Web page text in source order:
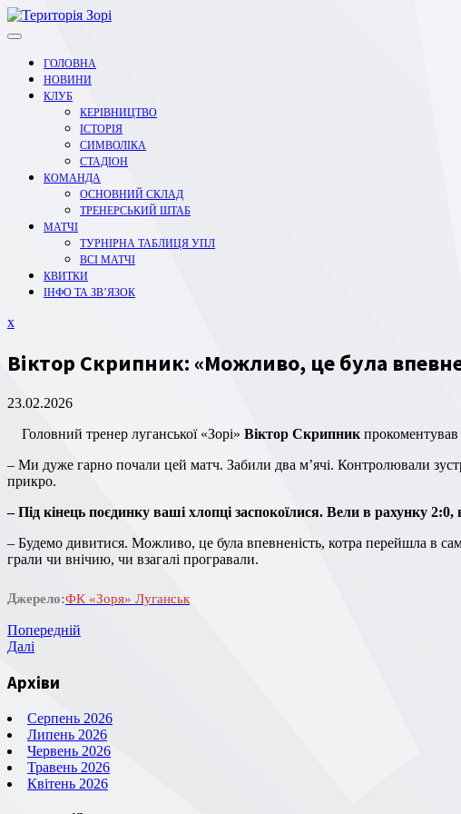
Перейти
до
ГОЛОВНА
НОВИНИ
КЛУБ
КЕРІВНИЦТВО
ІСТОРІЯ
СИМВОЛІКА
СТАДІОН
КОМАНДА
ОСНОВНИЙ СКЛАД
ТРЕНЕРСЬКИЙ ШТАБ
МАТЧІ
ТУРНІРНА ТАБЛИЦЯ УПЛ
ВСІ МАТЧІ
КВИТКИ
ІНФО ТА ЗВ’ЯЗОК
xЗакрити
Віктор Скрипник: «Можливо, це була
23.02.2026
Головний тренер луганської «Зорі» Віктор Скрипник
– Ми дуже гарно почали цей матч. Забили два мʼячі. Контролювали зустріч. Потім зробили дві заміни, які не покращили нашу гру, а навпаки. На жаль, два удари, два рикошети і нічия…Дуже
прикро.
– Під кінець поєдинку ваші хлопці заспокоїлися. Вели в рахунку
– Будемо дивитися. Можливо, це була впевненість, котра перейшла в самовпевненість. Самі винні. Сьогодні ми втратили два очки. На жаль, в нас вже були матчі, де повинні були вигравати, а
грали чи внічию, чи взагалі програвали.
Джерело:ФК «Зоря» Луганськ
Навігація
Попередній
запис
Попередній
Наступний
Далі
Архіви
Серпень 2026
Липень 2026
Червень 2026
Травень 2026
Квітень 2026